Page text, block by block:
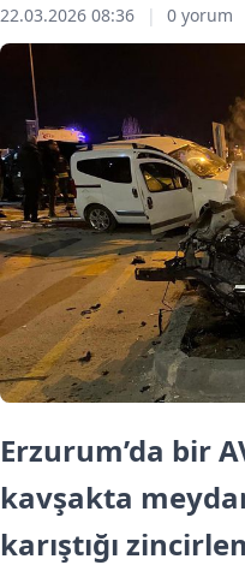
22.03.2026 08:36 | 0 yorum
Erzurum’da bir
kavşakta
karıştığı